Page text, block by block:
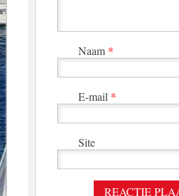
Naam *
E-mail *
Site